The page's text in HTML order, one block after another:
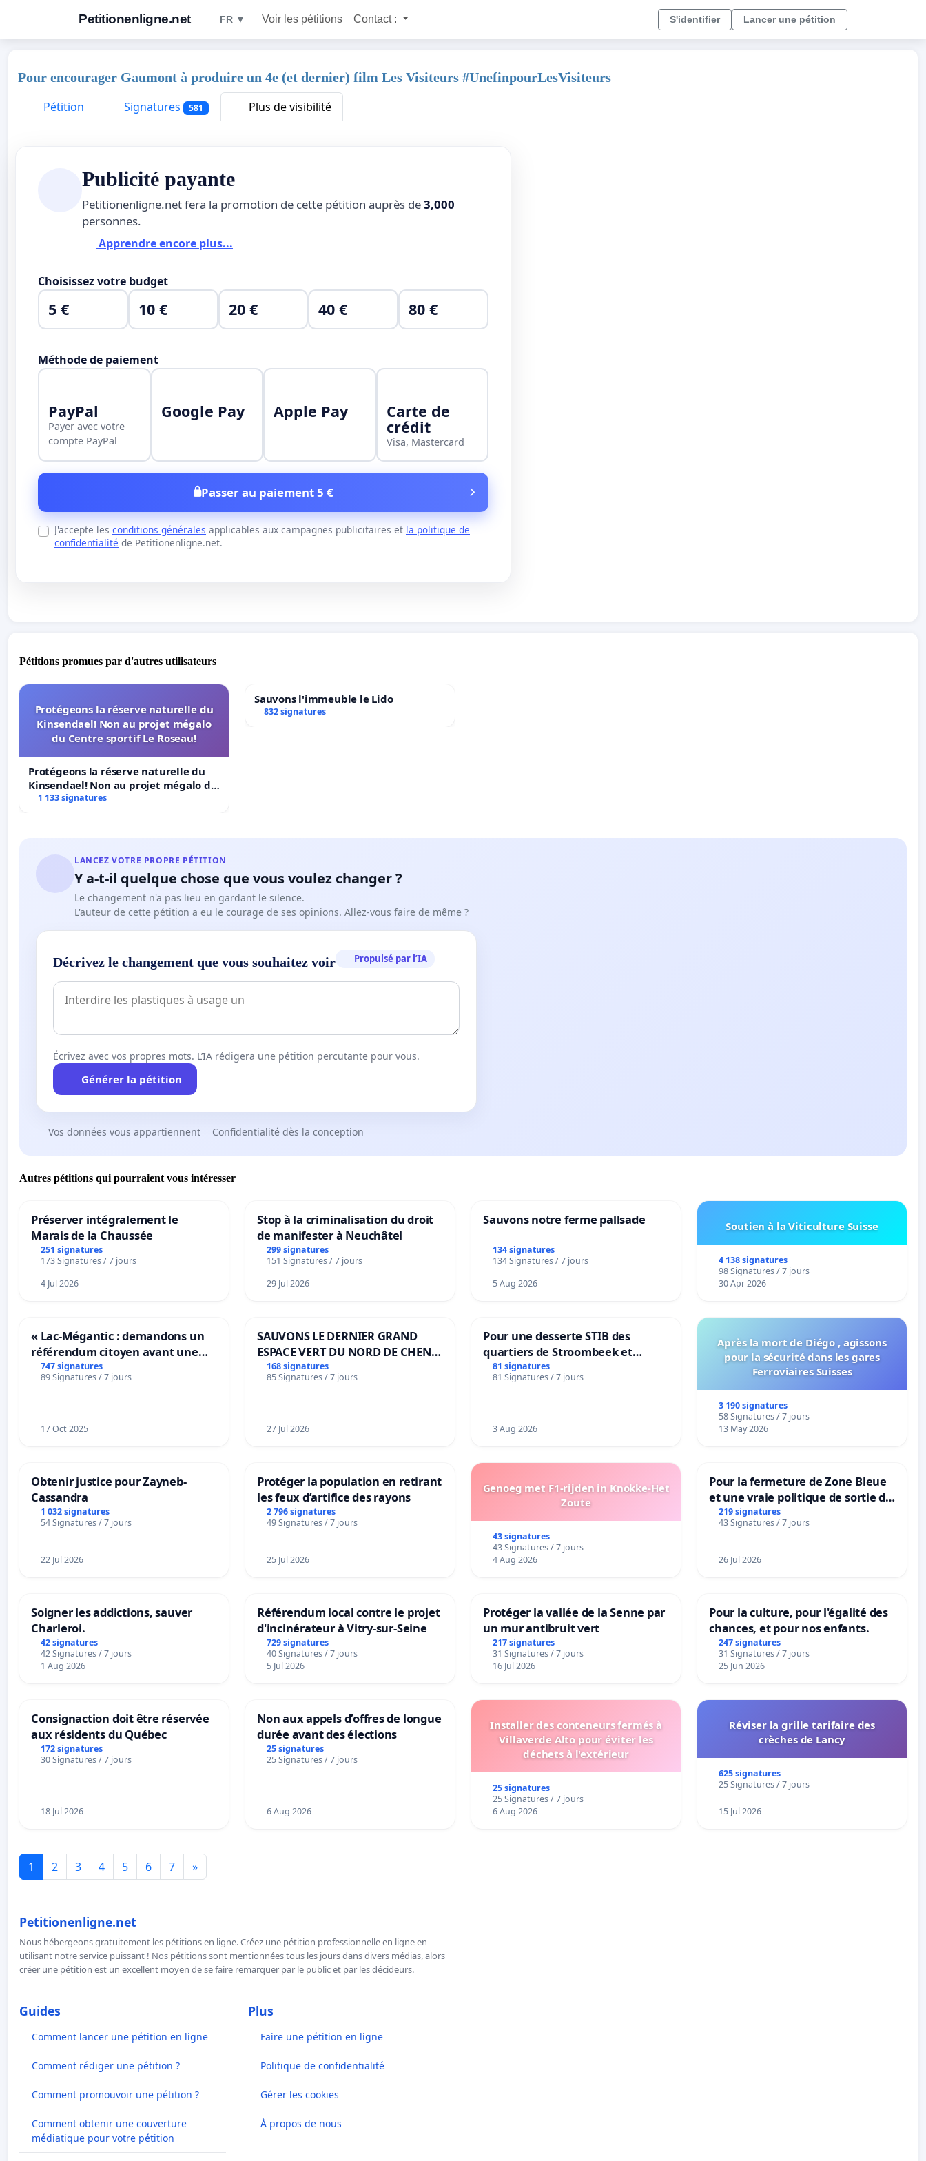
Petitionenligne.net FR ▼ Voir les pétitions Contact : S'identifier Lancer une pétition
Pour encourager Gaumont à produire un 4e (et dernier) film Les Visiteurs #UnefinpourLesVisiteurs
Pétition
Signatures 581 Plus de visibilité
Publicité payante
Petitionenligne.net fera la promotion de cette pétition auprès de3,000
personnes.
Apprendre encore plus...
Choisissez votre budget
5 € 10 € 20 € 40 € 80 €
Méthode de paiement
PayPal
Payer avec votre
compte PayPal
Google Pay Apple Pay Carte de
crédit
Visa, Mastercard
Passer au paiement 5 €
J'accepte les conditions générales applicables aux campagnes publicitaires et la politique de
confidentialité de Petitionenligne.net.
Pétitions promues par d'autres utilisateurs
Protégeons la réserve naturelle du
Kinsendael! Non au projet mégalo
du Centre sportif Le Roseau!
Protégeons la réserve naturelle du
Kinsendael! Non au projet mégalo du
Centre sportif Le Roseau!
1 133 signatures
Sauvons l'immeuble le Lido
832 signatures
LANCEZ VOTRE PROPRE PÉTITION
Y a-t-il quelque chose que vous voulez changer ?
Le changement n'a pas lieu en gardant le silence.
L'auteur de cette pétition a eu le courage de ses opinions. Allez-vous faire de même ?
Décrivez le changement que vous souhaitez voir Propulsé par l’IA
Écrivez avec vos propres mots. L’IA rédigera une pétition percutante pour vous.
Générer la pétition
Vos données vous appartiennent Confidentialité dès la conception
Autres pétitions qui pourraient vous intéresser
Préserver intégralement le
Marais de la Chaussée
251 signatures
173 Signatures / 7 jours
4 Jul 2026
Stop à la criminalisation du droit
de manifester à Neuchâtel
299 signatures
151 Signatures / 7 jours
29 Jul 2026
Sauvons notre ferme pallsade
134 signatures
134 Signatures / 7 jours
5 Aug 2026
Soutien à la Viticulture Suisse
4 138 signatures
98 Signatures / 7 jours
30 Apr 2026
« Lac-Mégantic : demandons un
référendum citoyen avant une
transformation irréversible de
notre territoire »
747 signatures
89 Signatures / 7 jours
17 Oct 2025
SAUVONS LE DERNIER GRAND
ESPACE VERT DU NORD DE CHENE-
BOUGERIES
168 signatures
85 Signatures / 7 jours
27 Jul 2026
Pour une desserte STIB des
quartiers de Stroombeek et
Beauval - Voor een MIVB-
bediening van de wijken
81 signatures
81 Signatures / 7 jours
3 Aug 2026
Après la mort de Diégo , agissons
pour la sécurité dans les gares
Ferroviaires Suisses
3 190 signatures
58 Signatures / 7 jours
13 May 2026
Obtenir justice pour Zayneb-
Cassandra
1 032 signatures
54 Signatures / 7 jours
22 Jul 2026
Protéger la population en retirant
les feux d’artifice des rayons
2 796 signatures
49 Signatures / 7 jours
25 Jul 2026
Genoeg met F1-rijden in Knokke-Het
Zoute
43 signatures
43 Signatures / 7 jours
4 Aug 2026
Pour la fermeture de Zone Bleue
et une vraie politique de sortie de
la dépendance
219 signatures
43 Signatures / 7 jours
26 Jul 2026
Soigner les addictions, sauver
Charleroi.
42 signatures
42 Signatures / 7 jours
1 Aug 2026
Référendum local contre le projet
d'incinérateur à Vitry-sur-Seine
729 signatures
40 Signatures / 7 jours
5 Jul 2026
Protéger la vallée de la Senne par
un mur antibruit vert
217 signatures
31 Signatures / 7 jours
16 Jul 2026
Pour la culture, pour l'égalité des
chances, et pour nos enfants.
247 signatures
31 Signatures / 7 jours
25 Jun 2026
Consignaction doit être réservée
aux résidents du Québec
172 signatures
30 Signatures / 7 jours
18 Jul 2026
Non aux appels d’offres de longue
durée avant des élections
25 signatures
25 Signatures / 7 jours
6 Aug 2026
Installer des conteneurs fermés à
Villaverde Alto pour éviter les
déchets à l'extérieur
25 signatures
25 Signatures / 7 jours
6 Aug 2026
Réviser la grille tarifaire des
crèches de Lancy
625 signatures
25 Signatures / 7 jours
15 Jul 2026
1 2 3 4 5 6 7 »
Petitionenligne.net
Nous hébergeons gratuitement les pétitions en ligne. Créez une pétition professionnelle en ligne en
utilisant notre service puissant ! Nos pétitions sont mentionnées tous les jours dans divers médias, alors
créer une pétition est un excellent moyen de se faire remarquer par le public et par les décideurs.
Guides
Comment lancer une pétition en ligne
Comment rédiger une pétition ?
Comment promouvoir une pétition ?
Comment obtenir une couverture
médiatique pour votre pétition
Plus
Faire une pétition en ligne
Politique de confidentialité
Gérer les cookies
À propos de nous